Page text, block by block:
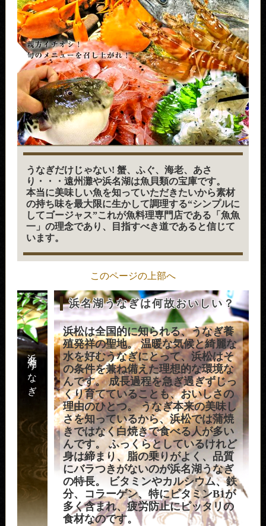
うなぎだけじゃない! 蟹、ふぐ、海老、あさ
り・・・遠州灘や浜名湖は魚貝類の宝庫です。
本当に美味しい魚を知っていただきたいから素材
の持ち味を最大限に生かして調理する“シンプルに
してゴージャス”これが魚料理専門店である「魚魚
一」の理念であり、目指すべき道であると信じて
います。
このページの上部へ
浜名湖うなぎ
浜名湖うなぎは何故おいしい？
浜松は全国的に知られる、うなぎ養
殖発祥の聖地。 温暖な気候と綺麗な
水を好むうなぎにとって、浜松はそ
の条件を兼ね備えた理想的な環境な
んです。 成長過程を急ぎ過ぎずじっ
くり育てていることも、おいしさの
理由のひとつ。 うなぎ本来の美味し
さを知っているから、浜松では蒲焼
きではなく白焼きで食べる人が多い
んです。 ふっくらとしているけれど
身は締まり、脂の乗りがよく、品質
にバラつきがないのが浜名湖うなぎ
の特長。 ビタミンやカルシウム、鉄
分、コラーゲン、特にビタミンB1が
多く含まれ、疲労防止にピッタリの
食材なのです。